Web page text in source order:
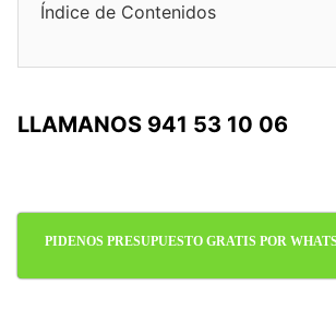
Índice de Contenidos
LLAMANOS 941 53 10 06
PIDENOS PRESUPUESTO GRATIS POR